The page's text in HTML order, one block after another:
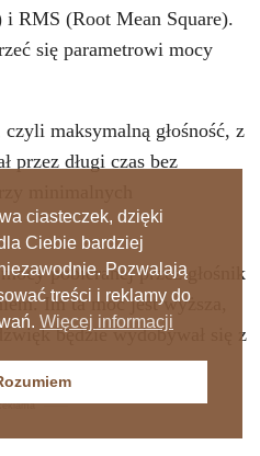
RMS (Root Mean Square).
się parametrowi mocy
maksymalną głośność, z
przez długi czas bez
minimalnych
pobieranej przez głośnik
Im ta moc jest wyższa,
będzie wydobywał się z
ciasteczek, dzięki
Ciebie bardziej
Pozwalają
treści i reklamy do
Więcej informacji